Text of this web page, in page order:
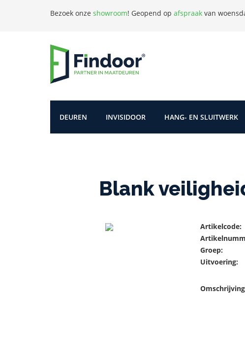
Bezoek onze showroom! Geopend op afspraak van
DEUREN INVISIDOOR HANG- EN SLUITWERK
Blank
Artikelcode:
Groep:
Uitvoering: